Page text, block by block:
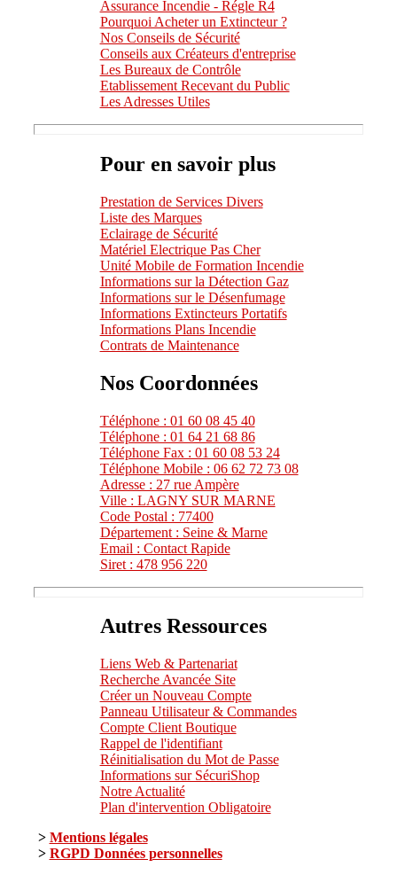
Assurance Incendie - Régle R4
Pourquoi Acheter un Extincteur ?
Nos Conseils de Sécurité
Conseils aux Créateurs d'entreprise
Les Bureaux de Contrôle
Etablissement Recevant du Public
Les Adresses Utiles
Pour en savoir plus
Prestation de Services Divers
Liste des Marques
Eclairage de Sécurité
Matériel Electrique Pas Cher
Unité Mobile de Formation Incendie
Informations sur la Détection Gaz
Informations sur le Désenfumage
Informations Extincteurs Portatifs
Informations Plans Incendie
Contrats de Maintenance
Nos Coordonnées
Téléphone : 01 60 08 45 40
Téléphone : 01 64 21 68 86
Téléphone Fax : 01 60 08 53 24
Téléphone Mobile : 06 62 72 73 08
Adresse : 27 rue Ampère
Ville : LAGNY SUR MARNE
Code Postal : 77400
Département : Seine & Marne
Email : Contact Rapide
Siret : 478 956 220
Autres Ressources
Liens Web & Partenariat
Recherche Avancée Site
Créer un Nouveau Compte
Panneau Utilisateur & Commandes
Compte Client Boutique
Rappel de l'identifiant
Réinitialisation du Mot de Passe
Informations sur SécuriShop
Notre Actualité
Plan d'intervention Obligatoire
> Mentions légales
> RGPD Données personnelles